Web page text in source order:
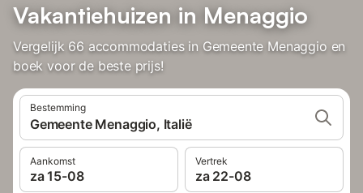
Vakantiehuizen in Menaggio
Vergelijk 66 accommodaties in Gemeente Menaggio en
boek voor de beste prijs!
Bestemming
Gemeente Menaggio, Italië
Aankomst
za 15-08
Vertrek
za 22-08